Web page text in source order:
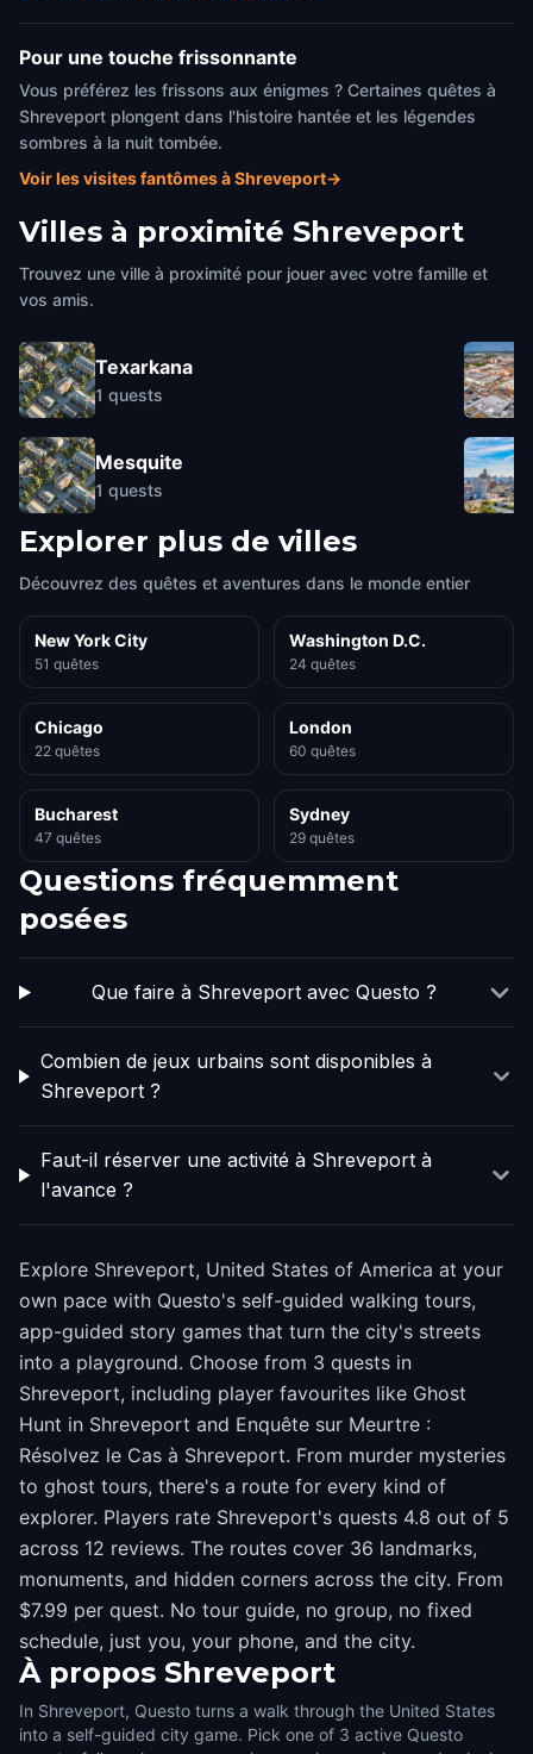
Pour une touche frissonnante
Vous préférez les frissons aux énigmes ? Certaines quêtes à
Shreveport plongent dans l'histoire hantée et les légendes
sombres à la nuit tombée.
Voir les visites fantômes à Shreveport→
Villes à proximité Shreveport
Trouvez une ville à proximité pour jouer avec votre famille et
vos amis.
Texarkana
1 quests
Mesquite
1 quests
Explorer plus de villes
Découvrez des quêtes et aventures dans le monde entier
New York City
51 quêtes
Washington D.C.
24 quêtes
Chicago
22 quêtes
London
60 quêtes
Bucharest
47 quêtes
Sydney
29 quêtes
Questions fréquemment
posées
Que faire à Shreveport avec Questo ?
Combien de jeux urbains sont disponibles à
Shreveport ?
Faut-il réserver une activité à Shreveport à
l'avance ?
Explore Shreveport, United States of America at your
own pace with Questo's self-guided walking tours,
app-guided story games that turn the city's streets
into a playground. Choose from 3 quests in
Shreveport, including player favourites like Ghost
Hunt in Shreveport and Enquête sur Meurtre :
Résolvez le Cas à Shreveport. From murder mysteries
to ghost tours, there's a route for every kind of
explorer. Players rate Shreveport's quests 4.8 out of 5
across 12 reviews. The routes cover 36 landmarks,
monuments, and hidden corners across the city. From
$7.99 per quest. No tour guide, no group, no fixed
schedule, just you, your phone, and the city.
À propos Shreveport
In Shreveport, Questo turns a walk through the United States
into a self-guided city game. Pick one of 3 active Questo